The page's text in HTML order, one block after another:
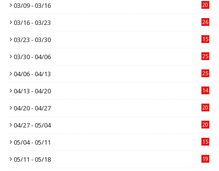
03/09 - 03/16 20
03/16 - 03/23 26
03/23 - 03/30 15
03/30 - 04/06 25
04/06 - 04/13 25
04/13 - 04/20 14
04/20 - 04/27 20
04/27 - 05/04 20
05/04 - 05/11 15
05/11 - 05/18 19